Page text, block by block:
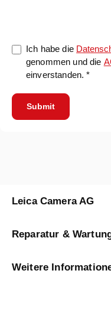
Ich habe die
genommen und die
einverstanden. *
Submit
Leica Camera AG
Reparatur &
Weitere